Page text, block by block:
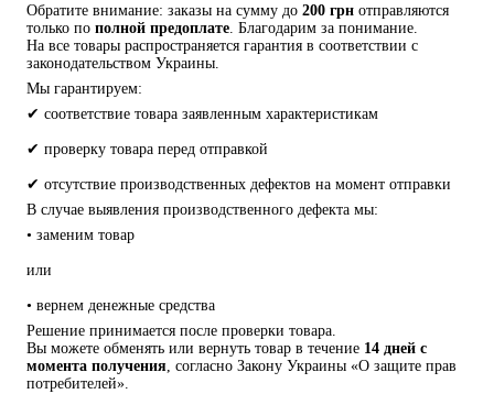
Обратите внимание: заказы на сумму до 200 грн отправляются
только по полной предоплате. Благодарим за понимание.
На все товары распространяется гарантия в соответствии с
законодательством Украины.
Мы гарантируем:
✔ соответствие товара заявленным характеристикам
✔ проверку товара перед отправкой
✔ отсутствие производственных дефектов на момент отправки
В случае выявления производственного дефекта мы:
• заменим товар
или
• вернем денежные средства
Решение принимается после проверки товара.
Вы можете обменять или вернуть товар в течение 14 дней с
момента получения, согласно Закону Украины «О защите прав
потребителей».